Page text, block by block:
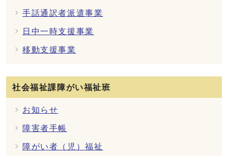
手話通訳者派遣事業
日中一時支援事業
移動支援事業
社会福祉課障がい福祉班
お知らせ
障害者手帳
障がい者（児）福祉